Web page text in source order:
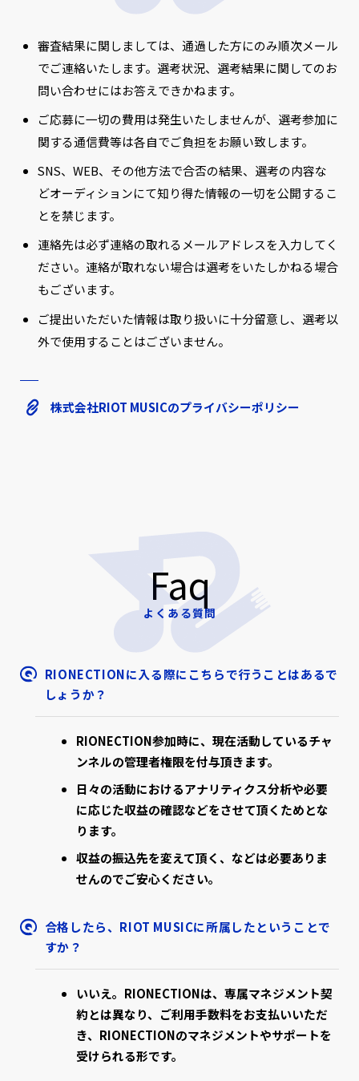
審査結果に関しましては、通過した方にのみ順次メール
でご連絡いたします。選考状況、選考結果に関してのお
問い合わせにはお答えできかねます。
ご応募に一切の費用は発生いたしませんが、選考参加に
関する通信費等は各自でご負担をお願い致します。
SNS、WEB、その他方法で合否の結果、選考の内容な
どオーディションにて知り得た情報の一切を公開するこ
とを禁じます。
連絡先は必ず連絡の取れるメールアドレスを入力してく
ださい。連絡が取れない場合は選考をいたしかねる場合
もございます。
ご提出いただいた情報は取り扱いに十分留意し、選考以
外で使用することはございません。
株式会社RIOT MUSICのプライバシーポリシー
Faq
よくある質問
RIONECTIONに入る際にこちらで行うことはあるで
しょうか？
RIONECTION参加時に、現在活動しているチャ
ンネルの管理者権限を付与頂きます。
日々の活動におけるアナリティクス分析や必要
に応じた収益の確認などをさせて頂くためとな
ります。
収益の振込先を変えて頂く、などは必要ありま
せんのでご安心ください。
合格したら、RIOT MUSICに所属したということで
すか？
いいえ。RIONECTIONは、専属マネジメント契
約とは異なり、ご利用手数料をお支払いいただ
き、RIONECTIONのマネジメントやサポートを
受けられる形です。